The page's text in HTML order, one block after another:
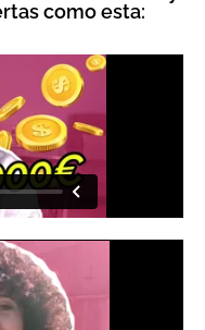
como esta: